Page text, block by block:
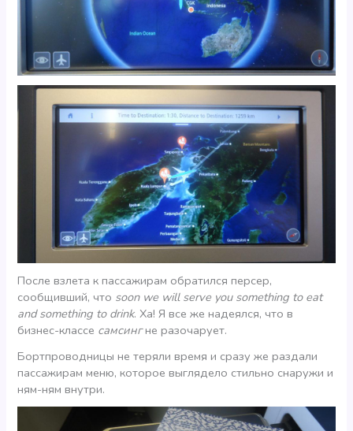
После взлета к пассажирам обратился персер,
сообщивший, что soon we will serve you something to eat
and something to drink. Ха! Я все же надеялся, что в
бизнес-классе самсингне разочарует.
Бортпроводницы не теряли время и сразу же раздали
пассажирам меню, которое выглядело стильно снаружи и
ням-ням внутри.